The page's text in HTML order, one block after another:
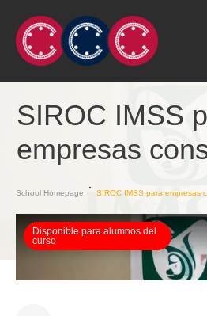
SIROC IMSS
empresas
School Homepage
Disponible para alumnos del
curso